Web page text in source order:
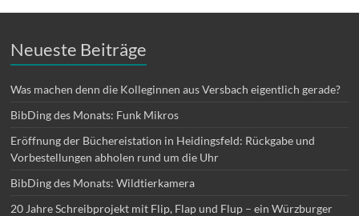
Neueste Beiträge
Was machen denn die Kolleginnen aus Versbach eigentlich gerade?
BibDing des Monats: Funk Mikros
Eröffnung der Büchereistation in Heidingsfeld: Rückgabe und
Vorbestellungen abholen rund um die Uhr
BibDing des Monats: Wildtierkamera
20 Jahre Schreibprojekt mit Flip, Flap und Flup – ein Würzburger